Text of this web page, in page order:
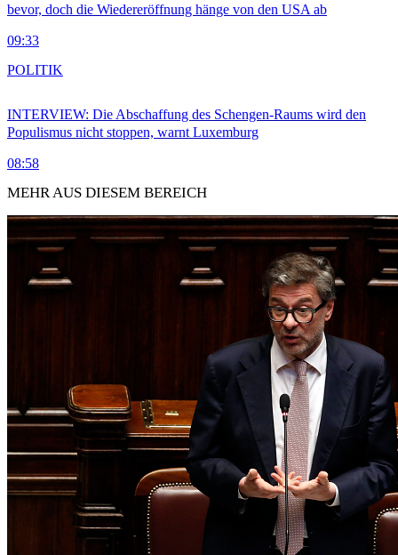
bevor, doch die Wiedereröffnung hänge von den USA ab
09:33
INTERVIEW: Die Abschaffung des Schengen-Raums wird den
Populismus nicht stoppen, warnt Luxemburg
08:58
POLITIK
MEHR AUS DIESEM BEREICH